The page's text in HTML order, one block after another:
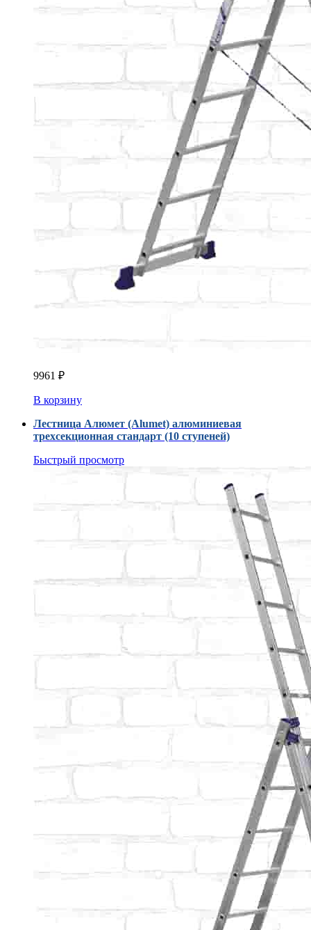
9961 ₽
В корзину
Лестница Алюмет (Alumet) алюминиевая
трехсекционная стандарт (10 ступеней)
Быстрый просмотр